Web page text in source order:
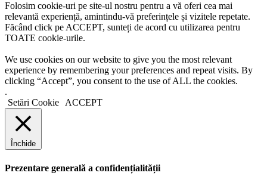
Folosim cookie-uri pe site-ul nostru pentru a vă oferi cea mai
relevantă experiență, amintindu-vă preferințele și vizitele repetate.
Făcând click pe ACCEPT, sunteți de acord cu utilizarea pentru
TOATE cookie-urile.
We use cookies on our website to give you the most relevant
experience by remembering your preferences and repeat visits. By
clicking “Accept”, you consent to the use of ALL the cookies.
.
Setări Cookie
ACCEPT
Închide
Prezentare generală a confidențialității